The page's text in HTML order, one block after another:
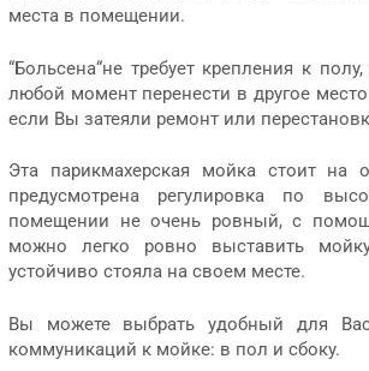
места в помещении.
“Больсена“не требует крепления к
любой момент перенести в другое
если Вы затеяли ремонт или
Эта парикмахерская мойка стоит на
предусмотрена регулировка по
помещении не очень ровный, с
можно легко ровно выставить
устойчиво стояла на своем месте.
Вы можете выбрать удобный для
коммуникаций к мойке: в пол и сбоку.